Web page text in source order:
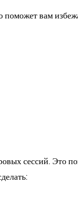
вам
сессий. Это